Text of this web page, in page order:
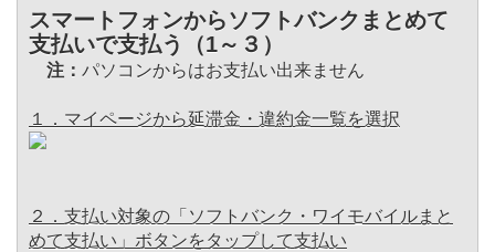
スマートフォンからソフトバンクまとめて
支払いで支払う（1～３）
注： パソコンからはお支払い出来ません
１．マイページから延滞金・違約金一覧を選択
２．支払い対象の「ソフトバンク・ワイモバイルまと
めて支払い」ボタンをタップして支払い